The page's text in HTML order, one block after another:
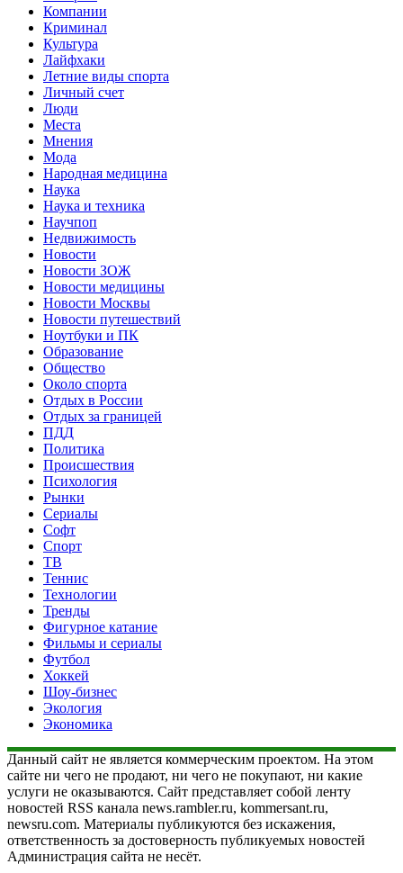
Компании
Криминал
Культура
Лайфхаки
Летние виды спорта
Личный счет
Люди
Места
Мнения
Мода
Народная медицина
Наука
Наука и техника
Научпоп
Недвижимость
Новости
Новости ЗОЖ
Новости медицины
Новости Москвы
Новости путешествий
Ноутбуки и ПК
Образование
Общество
Около спорта
Отдых в России
Отдых за границей
ПДД
Политика
Происшествия
Психология
Рынки
Сериалы
Софт
Спорт
ТВ
Теннис
Технологии
Тренды
Фигурное катание
Фильмы и сериалы
Футбол
Хоккей
Шоу-бизнес
Экология
Экономика
Данный сайт не является коммерческим проектом. На этом
сайте ни чего не продают, ни чего не покупают, ни какие
услуги не оказываются. Сайт представляет собой ленту
новостей RSS канала news.rambler.ru, kommersant.ru,
newsru.com. Материалы публикуются без искажения,
ответственность за достоверность публикуемых новостей
Администрация сайта не несёт.